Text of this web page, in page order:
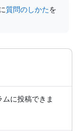
質問のしかた を
に投稿できま